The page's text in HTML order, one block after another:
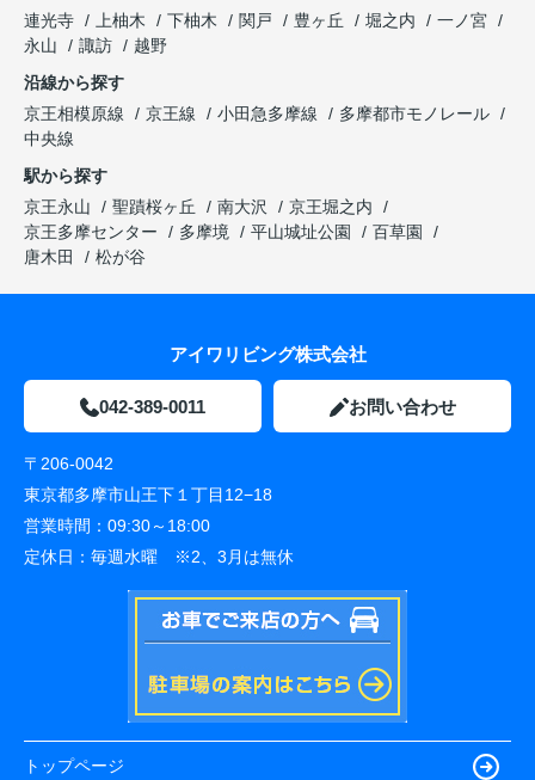
連光寺
上柚木 下柚木 関戸 豊ヶ丘 堀之内
一ノ宮
永山
諏訪
越野
沿線から探す
京王相模原線
京王線 小田急多摩線
多摩都市モノレール
中央線
駅から探す
京王永山
聖蹟桜ヶ丘 南大沢
京王堀之内
京王多摩センター
多摩境 平山城址公園
百草園
唐木田
松が谷
アイワリビング株式会社
042-389-0011 お問い合わせ
〒206-0042
東京都多摩市山王下１丁目12−18
営業時間： 09:30～18:00
定休日： 毎週水曜 ※2、3月は無休
トップページ